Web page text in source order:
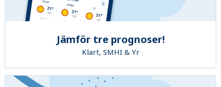
Jämför tre prognoser!
Klart, SMHI & Yr